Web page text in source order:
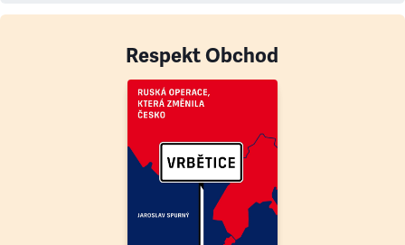
Respekt Obchod